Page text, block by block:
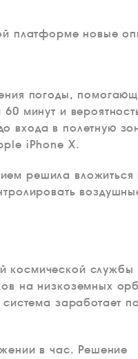
платформе новые
погоды,
минут и
входа в полетную
iPhone X.
решила вложиться
космической службы
на низкоземных
заработает
в час. Решение